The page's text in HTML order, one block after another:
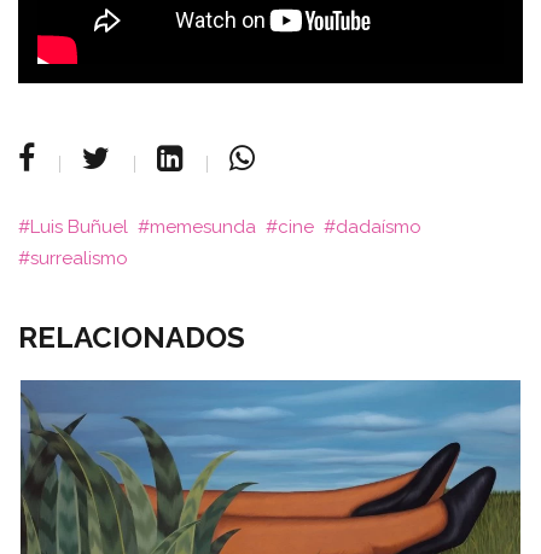
Luis Buñuel memesunda cine
dadaísmo
surrealismo
RELACIONADOS